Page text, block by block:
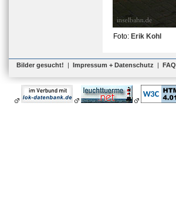
Foto: Erik Kohl
Bilder gesucht! | Impressum + Datenschutz | FAQ